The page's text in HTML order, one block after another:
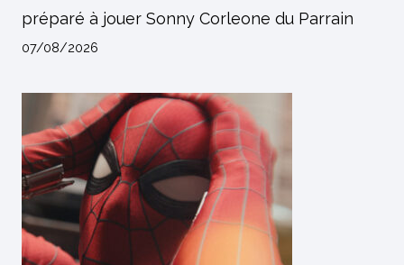
préparé à jouer Sonny Corleone du Parrain
07/08/2026